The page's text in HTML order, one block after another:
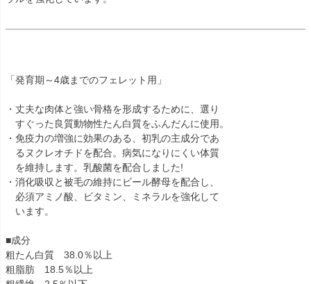
「発育期～4歳までのフェレット用」
・丈夫な肉体と強い骨格を形成するために、選り
すぐった良質動物性たん白質をふんだんに使用。
・免疫力の増強に効果のある、初乳の主成分であ
るヌクレオチドを配合。病気になりにくい体質
を維持します。乳酸菌を配合しました!
・消化吸収と被毛の維持にビール酵母を配合し、
必須アミノ酸、ビタミン、ミネラルを強化して
います。
■成分
粗たん白質 38.0％以上
粗脂肪 18.5％以上